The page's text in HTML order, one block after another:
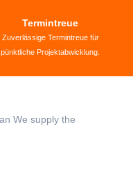
Termintreue
Zuverlässige Termintreue für
pünktliche Projektabwicklung.